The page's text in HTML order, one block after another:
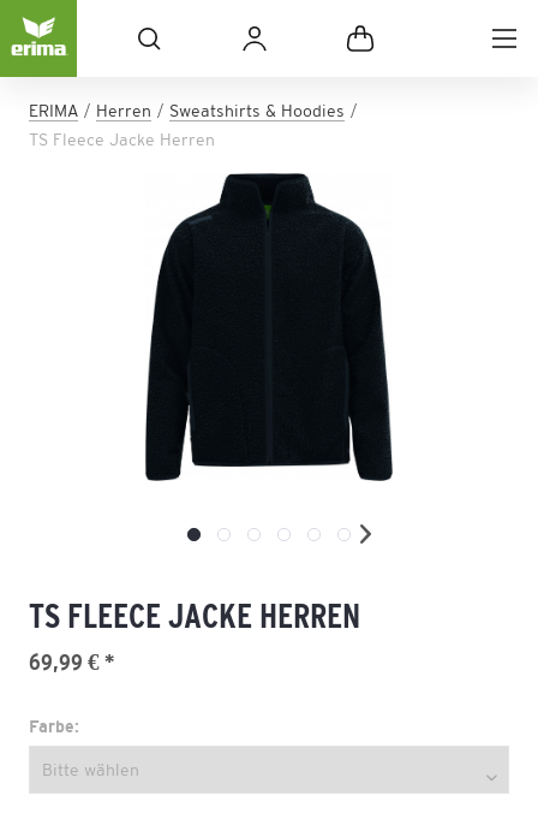
ERIMA Herren
Sweatshirts & Hoodies
TS Fleece Jacke Herren
TS FLEECE JACKE HERREN
69,99 € *
Farbe: